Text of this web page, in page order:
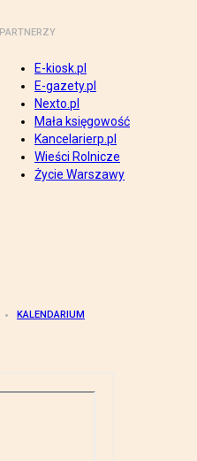
PARTNERZY
E-kiosk.pl
E-gazety.pl
Nexto.pl
Mała księgowość
Kancelarierp.pl
Wieści Rolnicze
Życie Warszawy
KALENDARIUM